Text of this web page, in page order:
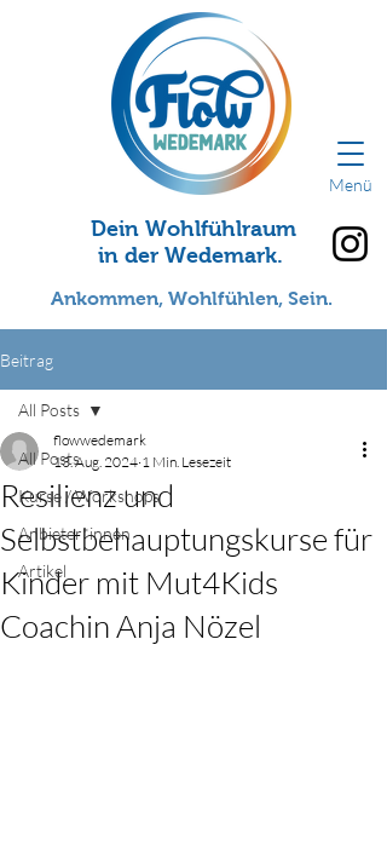
Ankommen, Wohlfühlen, Sein.
Dein Wohlfühlraum
in der Wedemark.
Menü
Beitrag
All Posts
Kurse / Workshops
Anbieter*innen
Artikel
All Posts
Resilienz und
Selbstbehauptungskurse für
Kinder mit Mut4Kids
Coachin Anja Nözel
flowwedemark
13. Aug. 2024 1 Min. Lesezeit